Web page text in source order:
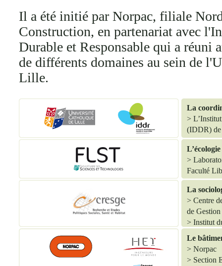
Il a été initié par Norpac, filiale
Construction, en partenariat avec
Durable et Responsable qui a réuni
de différents domaines au sein de
Lille.
La
>
(IDDR) de
>
Faculté
La
> Centre
de
> Institut
Le
> Norpac
> Section